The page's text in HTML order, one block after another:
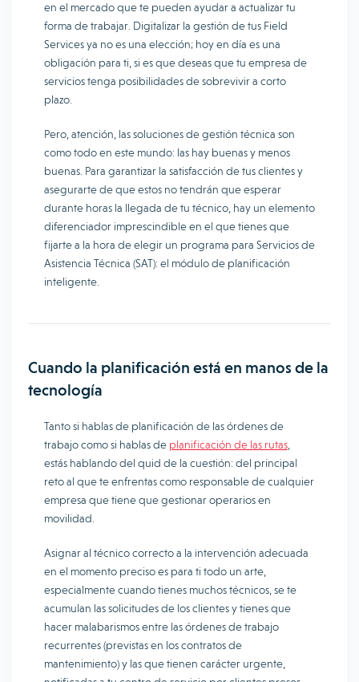
en el mercado que te pueden ayudar a actualizar tu
forma de trabajar. Digitalizar la gestión de tus Field
Services ya no es una elección; hoy en día es una
obligación para ti, si es que deseas que tu empresa de
servicios tenga posibilidades de sobrevivir a corto
plazo.
Pero, atención, las soluciones de gestión técnica son
como todo en este mundo: las hay buenas y menos
buenas. Para garantizar la satisfacción de tus clientes y
asegurarte de que estos no tendrán que esperar
durante horas la llegada de tu técnico, hay un elemento
diferenciador imprescindible en el que tienes que
fijarte a la hora de elegir un programa para Servicios de
Asistencia Técnica (SAT): el módulo de planificación
inteligente.
Cuando la planificación está en manos de la
tecnología
Tanto si hablas de planificación de las órdenes de
trabajo como si hablas de planificación de las rutas
estás hablando del quid de la cuestión: del principal
reto al que te enfrentas como responsable de cualquier
empresa que tiene que gestionar operarios en
movilidad.
Asignar al técnico correcto a la intervención adecuada
en el momento preciso es para ti todo un arte,
especialmente cuando tienes muchos técnicos, se te
acumulan las solicitudes de los clientes y tienes que
hacer malabarismos entre las órdenes de trabajo
recurrentes (previstas en los contratos de
mantenimiento) y las que tienen carácter urgente,